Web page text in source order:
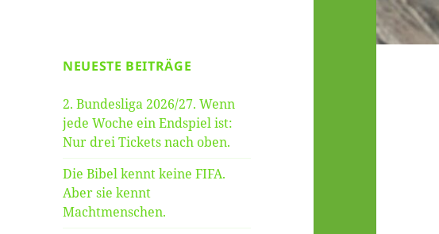
NEUESTE BEITRÄGE
2. Bundesliga 2026/27. Wenn
jede Woche ein Endspiel ist:
Nur drei Tickets nach oben.
Die Bibel kennt keine FIFA.
Aber sie kennt
Machtmenschen.